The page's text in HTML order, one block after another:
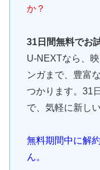
か？
31日間無料でお
U-NEXTなら、
ンガまで、豊富
つかります。31
で、気軽に新し
無料期間中に解
ん。